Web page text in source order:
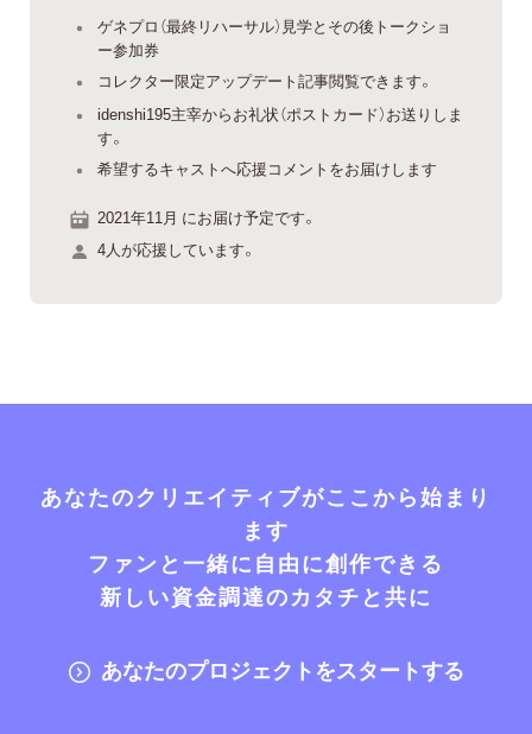
ゲネプロ（最終リハーサル）見学とその後トークショ
ー参加券
コレクター限定アップデート記事閲覧できます。
idenshi195主宰からお礼状（ポストカード）お送りしま
す。
希望するキャストへ応援コメントをお届けします
2021年11月 にお届け予定です。
4人が応援しています。
あなたのクリエイティブがここから始まり
ます
ファンと一緒に自由に創作できる
新しい資金調達のカタチと共に
あなたのプロジェクトをスタートする